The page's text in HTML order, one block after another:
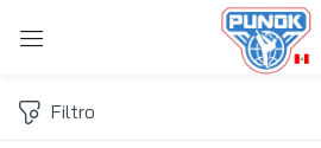
Filtro
Ingresar